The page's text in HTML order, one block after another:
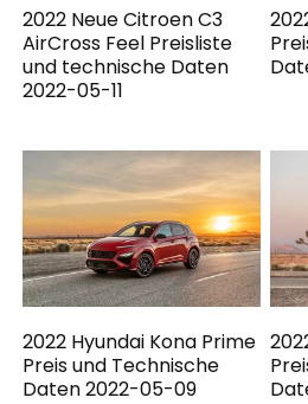
2022 Neue Citroen C3
AirCross Feel Preisliste
und technische Daten
2022-05-11
2022 Hyundai Kona Prime
Preis und Technische
Daten 2022-05-09